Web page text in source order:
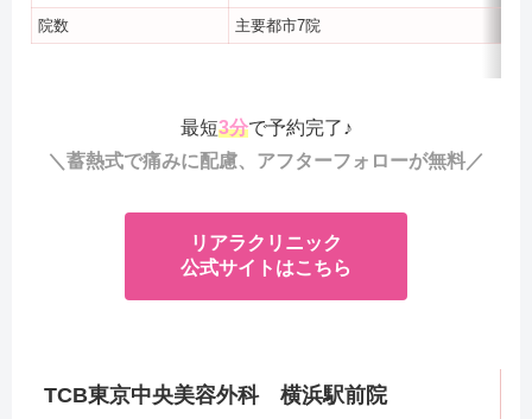
院数
主要都市7院
最短3分で予約完了♪
＼蓄熱式で痛みに配慮、アフターフォローが無料／
リアラクリニック
公式サイトはこちら
TCB東京中央美容外科 横浜駅前院